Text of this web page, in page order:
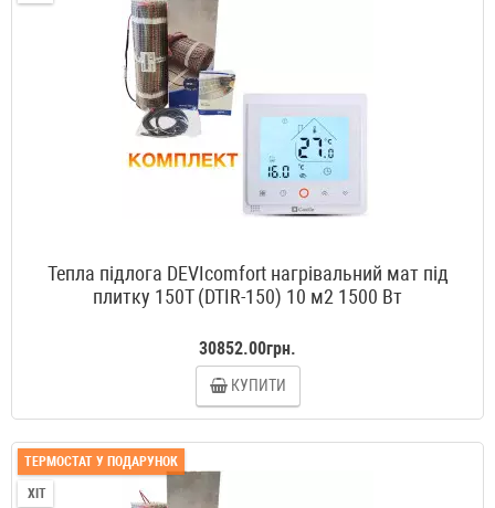
Тепла підлога DEVIcomfort нагрівальний мат під
плитку 150T (DTIR-150) 10 м2 1500 Вт
30852.00грн.
КУПИТИ
ТЕРМОСТАТ У ПОДАРУНОК
ХІТ